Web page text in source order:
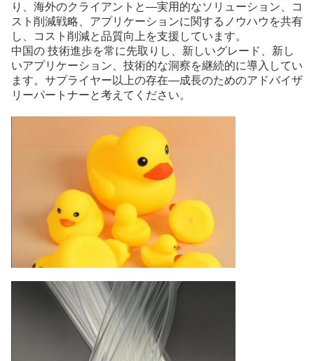
り、海外のクライアントと—実用的なソリューション、コ
スト削減戦略、アプリケーションに関するノウハウを共有
し、コスト削減と品質向上を支援しています。
中国の 技術進歩を常に先取りし、新しいグレード、新し
いアプリケーション、技術的な洞察を継続的に導入してい
ます。サプライヤー以上の存在—成長のためのアドバイザ
リーパートナーと考えてください。